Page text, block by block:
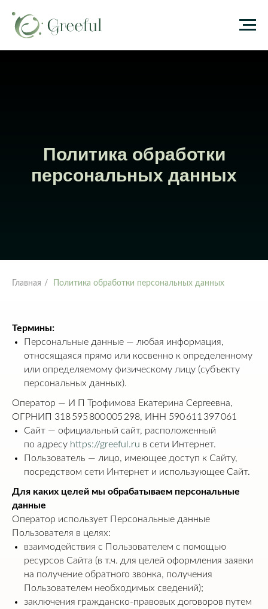
Политика обработки
персональных данных
Главная / Политика обработки персональных данных
Термины:
Персональные данные — любая информация,
относящаяся прямо или косвенно к определенному
или определяемому физическому лицу (субъекту
персональных данных).
Оператор — И П Трофимова Екатерина Сергеевна,
ОГРНИП 318 595 800 005 298, ИНН 590 611 397 061
Сайт — официальный сайт, расположенный
по адресу https://greeful.ru в сети Интернет.
Пользователь — лицо, имеющее доступ к Сайту,
посредством сети Интернет и использующее Сайт.
Для каких целей мы обрабатываем персональные
данные
Оператор использует Персональные данные
Пользователя в целях:
взаимодействия с Пользователем с помощью
ресурсов Сайта (в т.ч. для целей оформления заявки
на получение обратного звонка, получения
Пользователем необходимых сведений);
заключения гражданско-правовых договоров путем